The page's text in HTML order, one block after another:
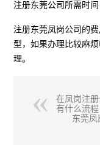
注册东莞公司所需时间
注册东莞凤岗公司的
型，如果办理比较麻
理。
在凤岗注
有什么流程
东莞凤